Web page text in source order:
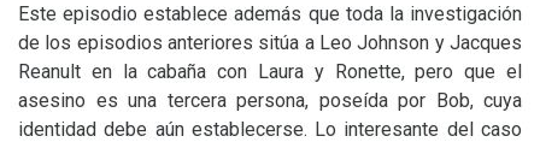
Este episodio establece además que toda la investigación
de los episodios anteriores sitúa a Leo Johnson y Jacques
Reanult en la cabaña con Laura y Ronette, pero que el
asesino es una tercera persona, poseída por Bob, cuya
identidad debe aún establecerse. Lo interesante del caso